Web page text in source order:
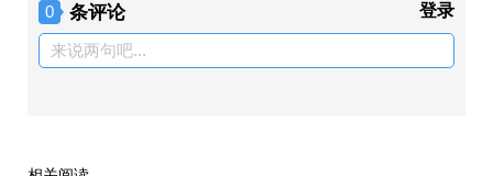
0 条评论 登录
来说两句吧...